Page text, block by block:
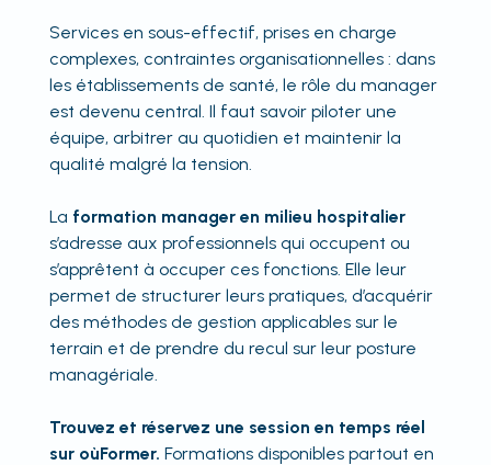
Services en sous-effectif, prises en charge
complexes, contraintes organisationnelles : dans
les établissements de santé, le rôle du manager
est devenu central. Il faut savoir piloter une
équipe, arbitrer au quotidien et maintenir la
qualité malgré la tension.
La formation manager en milieu hospitalier
s’adresse aux professionnels qui occupent ou
s’apprêtent à occuper ces fonctions. Elle leur
permet de structurer leurs pratiques, d’acquérir
des méthodes de gestion applicables sur le
terrain et de prendre du recul sur leur posture
managériale.
Trouvez et réservez une session en temps réel
sur oùFormer. Formations disponibles partout en